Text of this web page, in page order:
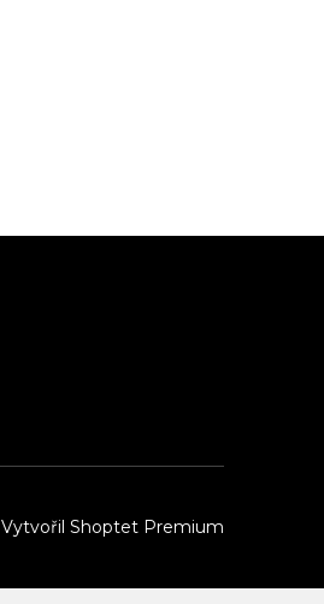
Vytvořil Shoptet Premium